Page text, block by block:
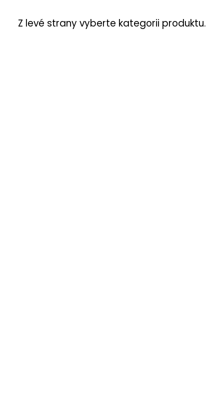
Z levé strany vyberte kategorii produktu.